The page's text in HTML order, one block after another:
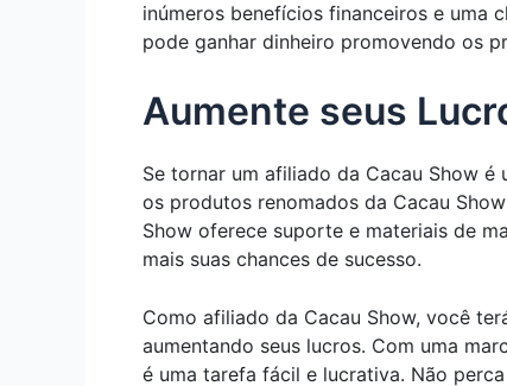
inúmeros benefícios financeiros e uma
pode ganhar dinheiro promovendo os
Aumente seus
Se tornar um afiliado da Cacau Show
os produtos renomados da Cacau
Show oferece suporte e materiais de
mais suas chances de sucesso.
Como afiliado da Cacau Show, você
aumentando seus lucros. Com uma
é uma tarefa fácil e lucrativa. Não